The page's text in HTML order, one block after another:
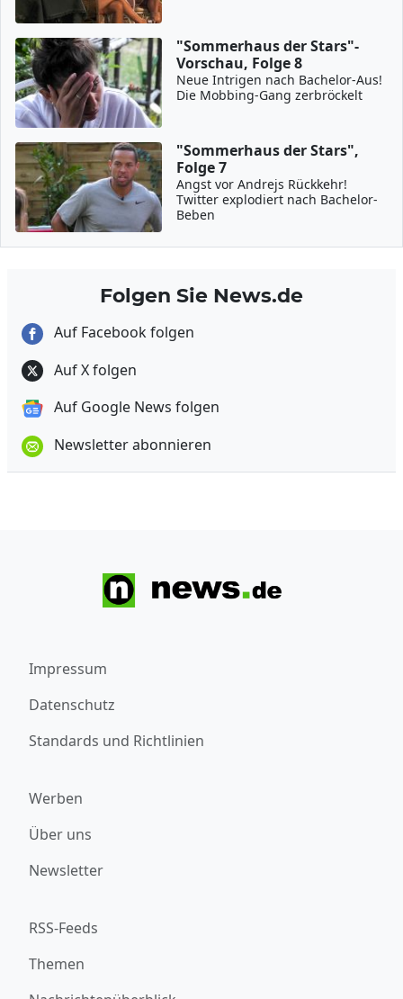
"Sommerhaus der Stars"-
Vorschau, Folge 8
Neue Intrigen nach Bachelor-Aus!
Die Mobbing-Gang zerbröckelt
"Sommerhaus der Stars",
Folge 7
Angst vor Andrejs Rückkehr!
Twitter explodiert nach Bachelor-
Beben
Folgen Sie News.de
Auf Facebook folgen
Auf X folgen
Auf Google News folgen
Newsletter abonnieren
Impressum
Datenschutz
Standards und Richtlinien
Werben
Über uns
Newsletter
RSS-Feeds
Themen